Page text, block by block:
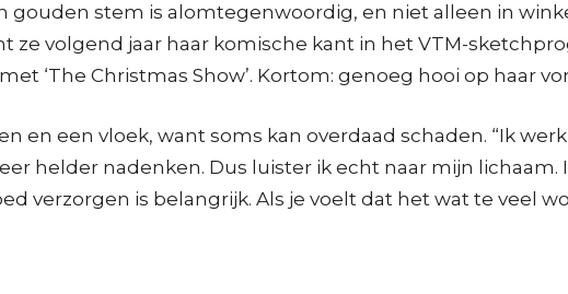
gouden stem is alomtegenwoordig, en niet alleen in
ze volgend jaar haar komische kant in het VTM-
‘The Christmas Show’. Kortom: genoeg hooi op haar
en een vloek, want soms kan overdaad schaden. “Ik
helder nadenken. Dus luister ik echt naar mijn
verzorgen is belangrijk. Als je voelt dat het wat te veel